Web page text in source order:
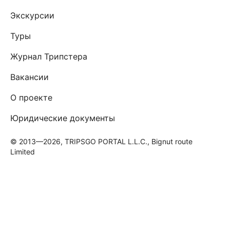
Экскурсии
Туры
Журнал Трипстера
Вакансии
О проекте
Юридические документы
© 2013—2026, TRIPSGO PORTAL L.L.C., Bignut route
Limited